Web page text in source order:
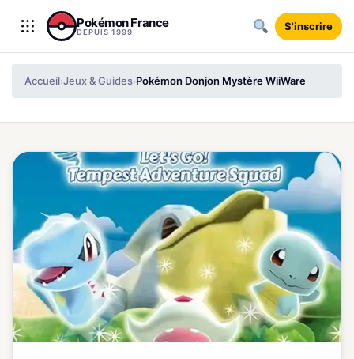
Aller au contenu
Pokémon France
DEPUIS 1999 S'inscrire
Accueil›Jeux & Guides›Pokémon Donjon Mystère WiiWare